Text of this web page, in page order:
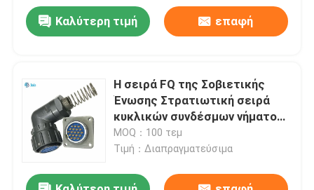
Καλύτερη τιμή επαφή
Η σειρά FQ της Σοβιετικής
Ένωσης Στρατιωτική σειρά
κυκλικών συνδέσμων νήματος
ανδρών και γυναικών
MOQ：100 τεμ
Τιμή：Διαπραγματεύσιμα